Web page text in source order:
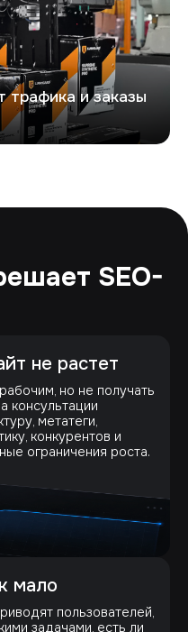
трафика и заказы
SEO-
не растет
но не получать
консультации
метатеги,
конкурентов и
ограничения роста.
мало
пользователей,
задачами, есть ли